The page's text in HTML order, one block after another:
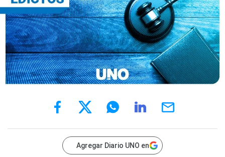
Agregar Diario UNO en